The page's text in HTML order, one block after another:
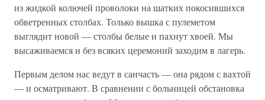
из жидкой колючей проволоки на шатких покосившихся
обветренных столбах. Только вышка с пулеметом
выглядит новой — столбы белые и пахнут хвоей. Мы
высаживаемся и без всяких церемоний заходим в лагерь.
Первым делом нас ведут в санчасть — она рядом с вахтой
— и осматривают. В сравнении с больницей обстановка